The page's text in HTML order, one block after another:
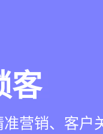
系统
务、会员、
客
营销、客户
理
调度、房间/
追踪
行、效果对